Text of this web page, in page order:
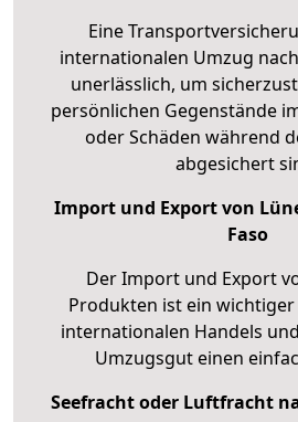
Eine
internationalen Umzug
unerlässlich, um
persönlichen Gegenstände
oder Schäden während
abgesichert
Import und Export von
Faso
Der Import und Export
Produkten ist ein
internationalen Handels
Umzugsgut einen
Seefracht oder Luftfracht